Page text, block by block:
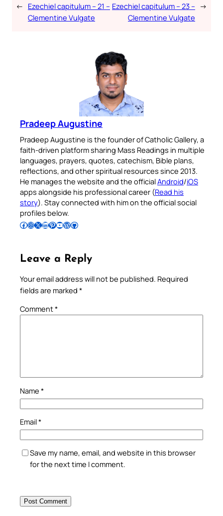
← Ezechiel capitulum – 21 –
Clementine Vulgate
Ezechiel capitulum – 23 –
Clementine Vulgate
→
Pradeep Augustine
Pradeep Augustine is the founder of Catholic Gallery, a
faith-driven platform sharing Mass Readings in multiple
languages, prayers, quotes, catechism, Bible plans,
reflections, and other spiritual resources since 2013.
He manages the website and the officialAndroid/iOS
apps alongside his professional career (Read his
story). Stay connected with him on the official social
profiles below.
Follow Pradeep on Facebook Follow Pradeep on InstagramFollow Pradeep on X Follow Pradeep on LinkedIn Follow Pradeep on Pinterest Subscribe to Pradeep’s Youtube Channel Follow Pradeep on WordPress Follow Pradeep on GitHub
Leave a Reply
Your email address will not be published. Required
fields are marked *
Comment*
Name *
Email*
Save my name, email, and website in this browser
for the next time I comment.